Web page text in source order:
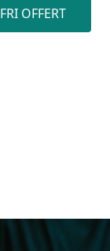
FRI OFFERT